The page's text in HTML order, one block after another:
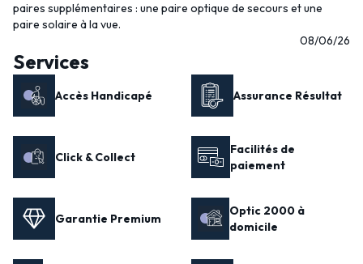
paires supplémentaires : une paire optique de secours et une
paire solaire à la vue.
08/06/26
Services
Accès Handicapé Assurance Résultat
Click & Collect
Facilités de
paiement
Garantie Premium
Optic 2000 à
domicile